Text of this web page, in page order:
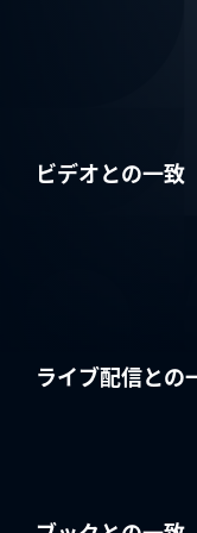
ビデオとの一致
ライブ配信との